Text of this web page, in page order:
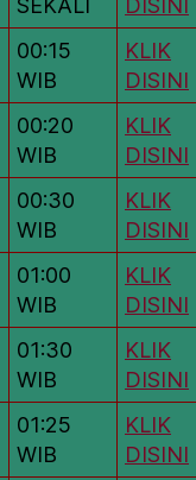
00:15
WIB
KLIK
DISINI
00:20
WIB
KLIK
DISINI
00:30
WIB
KLIK
DISINI
01:00
WIB
KLIK
DISINI
01:30
WIB
KLIK
DISINI
01:25
WIB
KLIK
DISINI